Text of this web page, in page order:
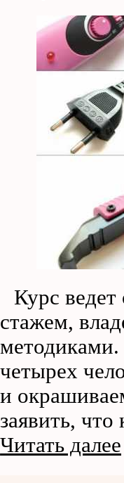
Курс
стажем,
четырех
и
заявить,
Читать далее